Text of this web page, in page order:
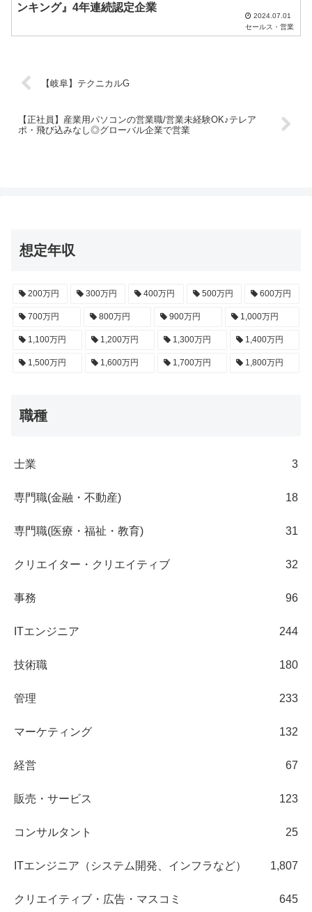
ンキング』4年連続認定企業
2024.07.01
セールス・営業
【岐阜】テクニカルG
【正社員】産業用パソコンの営業職/営業未経験OK♪テレア
ポ・飛び込みなし◎グローバル企業で営業
想定年収
200万円 300万円 400万円 500万円 600万円
700万円 800万円 900万円 1,000万円
1,100万円 1,200万円 1,300万円 1,400万円
1,500万円 1,600万円 1,700万円 1,800万円
職種
士業 3
専門職(金融・不動産) 18
専門職(医療・福祉・教育) 31
クリエイター・クリエイティブ 32
事務 96
ITエンジニア 244
技術職 180
管理 233
マーケティング 132
経営 67
販売・サービス 123
コンサルタント 25
ITエンジニア（システム開発、インフラなど） 1,807
クリエイティブ・広告・マスコミ 645